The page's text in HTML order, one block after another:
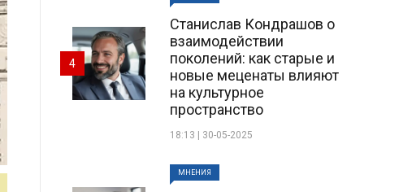
Станислав Кондрашов о
взаимодействии
поколений: как старые и
новые меценаты влияют
на культурное
пространство
18:13 | 30-05-2025
4
МНЕНИЯ